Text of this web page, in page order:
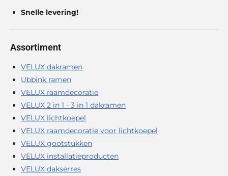
Snelle levering!
Assortiment
VELUX dakramen
Ubbink ramen
VELUX raamdecoratie
VELUX 2 in 1 - 3 in 1 dakramen
VELUX lichtkoepel
VELUX raamdecoratie voor lichtkoepel
VELUX gootstukken
VELUX installatieproducten
VELUX dakserres